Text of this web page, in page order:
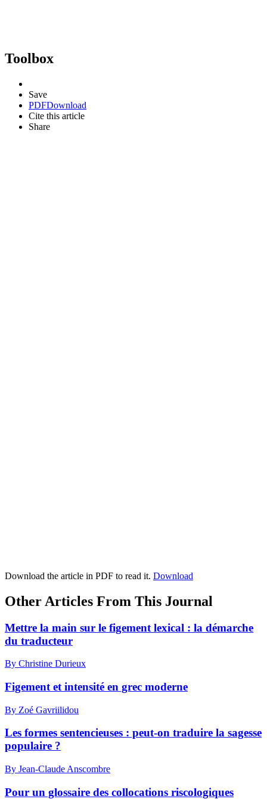
Toolbox
Save
PDFDownload
Cite this article
Share
Download the article in PDF to read it. Download
Other Articles From This Journal
Mettre la main sur le figement lexical : la démarche
du traducteur
By Christine Durieux
Figement et intensité en grec moderne
By Zoé Gavriilidou
Les formes sentencieuses : peut-on traduire la sagesse
populaire ?
By Jean-Claude Anscombre
Pour un glossaire des collocations riscologiques